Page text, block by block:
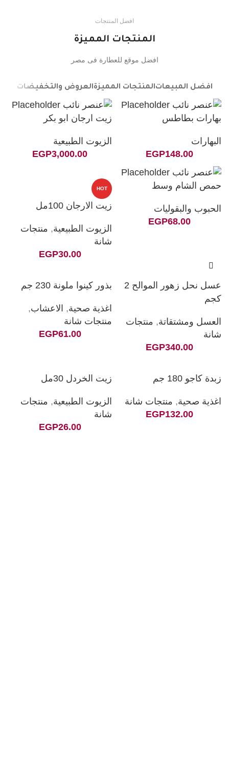
افضل المنتجات
المنتجات المميزة
افضل موقع للعطارة فى مصر
افضل المبيعاتالمنتجات المميزةالعروض والتخفيضات
بهارات بطاطس
البهارات
EGP148.00
زيت ارجان ابو بكر
الزيوت الطبيعية
EGP3,000.00
حمص الشام وسط
الحبوب والبقوليات
EGP68.00
HOT
زيت الارجان 100مل
الزيوت الطبيعية, منتجات
شانة
EGP30.00
عسل نحل زهور الموالح 2
كجم
العسل ومشتقاتة, منتجات
شانة
EGP340.00
بذور كينوا ملونة 230 جم
اغذية صحية, الاعشاب,
منتجات شانة
EGP61.00
زبدة كاجو 180 جم
اغذية صحية, منتجات شانة
EGP132.00
زيت الخردل 30مل
الزيوت الطبيعية, منتجات
شانة
EGP26.00